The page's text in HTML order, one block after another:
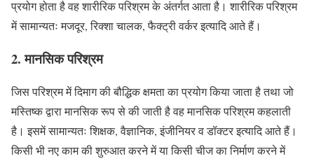
प्रयोग होता है वह शारीरिक परिश्रम के अंतर्गत आता है। शारीरिक परिश्रम
में सामान्यतः मजदूर, रिक्शा चालक, फैक्ट्री वर्कर इत्यादि आते हैं।
2. मानसिक परिश्रम
जिस परिश्रम में दिमाग की बौद्धिक क्षमता का प्रयोग किया जाता है तथा जो
मस्तिष्क द्वारा मानसिक रूप से की जाती है वह मानसिक परिश्रम कहलाती
है। इसमें सामान्यतः शिक्षक, वैज्ञानिक, इंजीनियर व डॉक्टर इत्यादि आते हैं।
किसी भी नए काम की शुरुआत करने में या किसी चीज का निर्माण करने में